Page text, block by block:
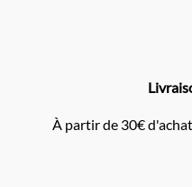
À partir de 30€